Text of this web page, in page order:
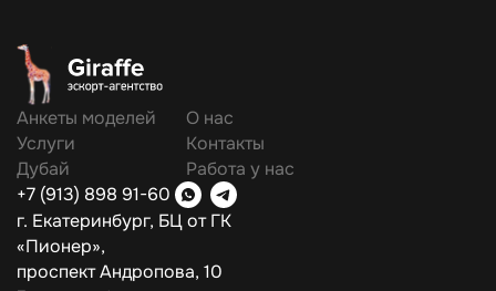
Анкеты моделей
Услуги
Дубай
О нас
Контакты
Работа у нас
+7 (913) 898 91-60
г. Екатеринбург, БЦ от ГК
«Пионер»,
проспект Андропова, 10